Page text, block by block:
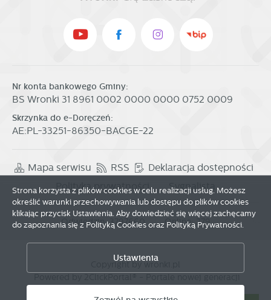
Nr konta bankowego Gminy:
BS Wronki 31 8961 0002 0000 0000 0752 0009
Skrzynka do e-Doręczeń:
AE:PL-33251-86350-BACGE-22
Mapa serwisu RSS
Deklaracja dostępności
Polityka prywatności
Sygnalista
Odwiedzin: 3797660 Online: 279
Strona korzysta z plików cookies w celu realizacji usług. Możesz
określić warunki przechowywania lub dostępu do plików cookies
klikając przycisk Ustawienia. Aby dowiedzieć się więcej zachęcamy
do zapoznania się z Polityką Cookies oraz Polityką Prywatności.
Ustawienia
Zapisz wybrane
Zezwól na wszystkie